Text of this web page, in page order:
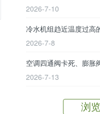
2026-7-10
冷水机组趋近温度过高
2026-7-8
空调四通阀卡死、膨胀
2026-7-13
浏